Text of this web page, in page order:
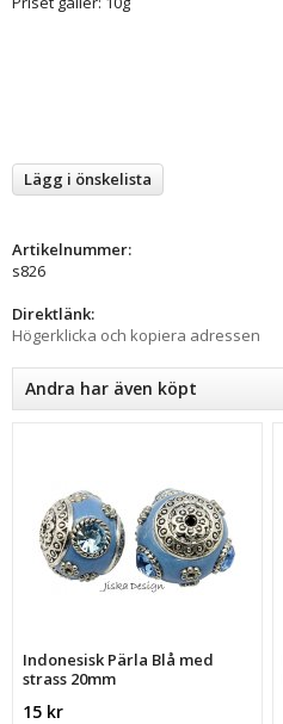
Lägg i önskelista
Artikelnummer:
s826
Direktlänk:
Högerklicka och kopiera adressen
Andra har även köpt
Indonesisk Pärla Blå med
strass 20mm
15 kr